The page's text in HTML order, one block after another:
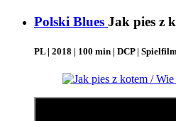
Polski Blues Jak pies z
PL | 2018 | 100 min | DCP |